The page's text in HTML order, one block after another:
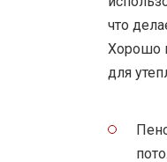
что
Хорошо
для